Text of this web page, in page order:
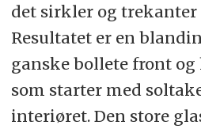
det sirkler og
Resultatet er en
ganske bollete front
som starter med
interiøret. Den store